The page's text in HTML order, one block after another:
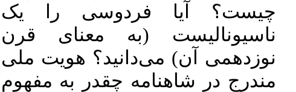
چیست؟ آیا فردوسی را یک
ناسیونالیست (به معنای قرن
نوزدهمی آن) می‌دانید؟ هویت ملی
مندرج در شاهنامه چقدر به مفهوم